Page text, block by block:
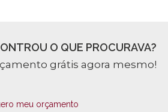
O QUE PROCURAVA?
grátis agora mesmo!
meu orçamento